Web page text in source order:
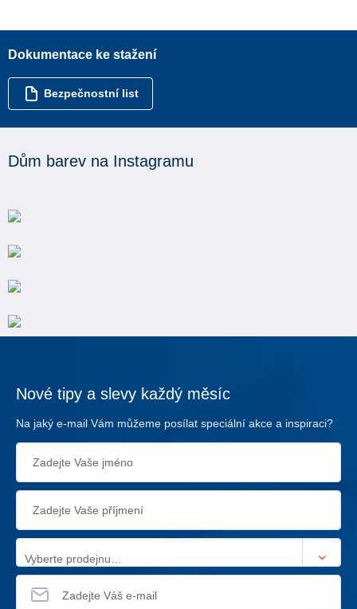
Dokumentace ke stažení
Bezpečnostní list
Dům barev na Instagramu
Nové tipy a slevy každý měsíc
Na jaký e-mail Vám můžeme posílat speciální akce a inspiraci?
Vyberte prodejnu…